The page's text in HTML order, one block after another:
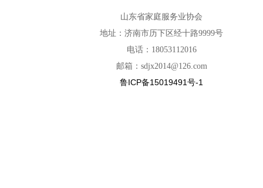
山东省家庭服务业协会
地址：济南市历下区经十路9999号
电话：18053112016
邮箱：sdjx2014@126.com
鲁ICP备15019491号-1